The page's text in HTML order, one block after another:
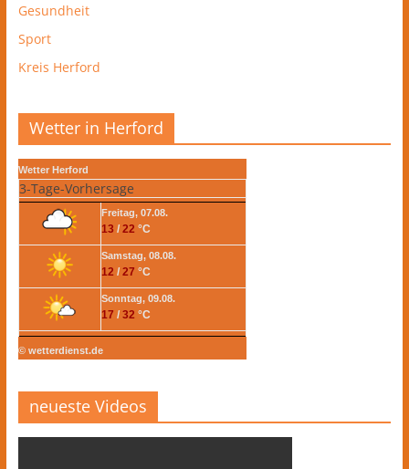
Gesundheit
Sport
Kreis Herford
Wetter in Herford
Wetter Herford
3-Tage-Vorhersage
Freitag, 07.08.
13 / 22 °C
Samstag, 08.08.
12 / 27 °C
Sonntag, 09.08.
17 / 32 °C
© wetterdienst.de
neueste Videos